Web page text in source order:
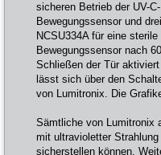
sicheren Betrieb der UV-
Bewegungssensor und
NCSU334A für eine
Bewegungssensor nach
Schließen der Tür
lässt sich über den
von Lumitronix. Die
Sämtliche von Lumitronix
mit ultravioletter
sicherstellen können.